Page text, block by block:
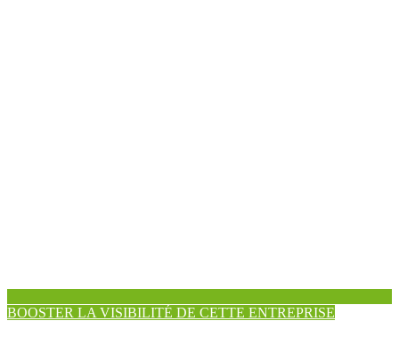
BOOSTER LA VISIBILITÉ DE CETTE ENTREPRISE